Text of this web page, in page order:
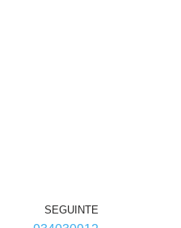
SEGUINTE